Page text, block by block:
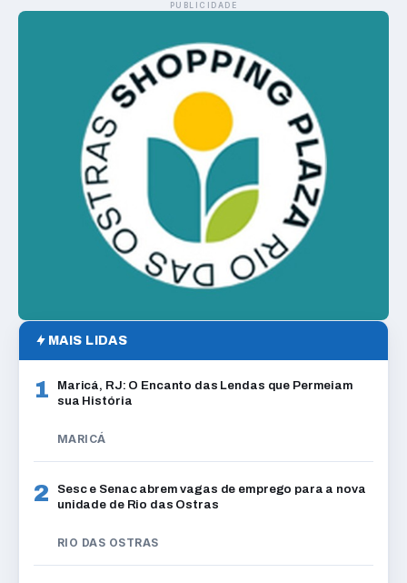
PUBLICIDADE
MAIS LIDAS
1
Maricá, RJ: O Encanto das Lendas que Permeiam
sua História
MARICÁ
2
Sesc e Senac abrem vagas de emprego para a nova
unidade de Rio das Ostras
RIO DAS OSTRAS